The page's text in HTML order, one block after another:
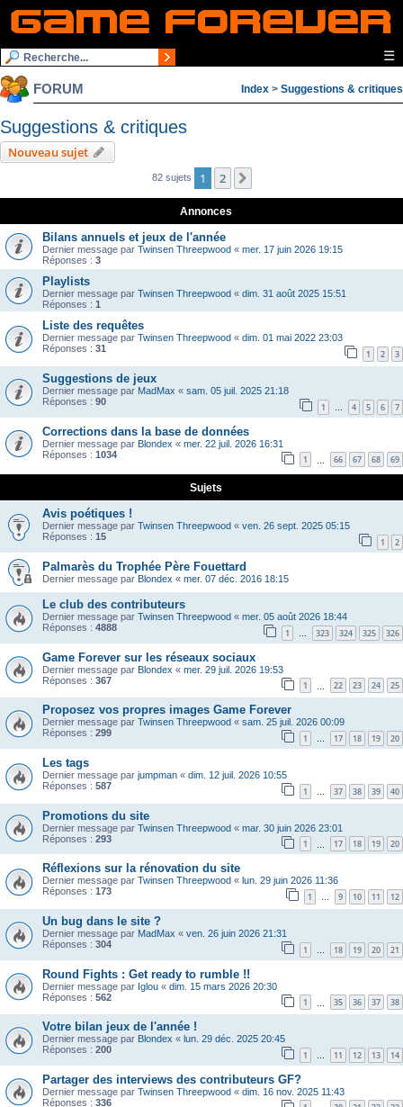
☰
FORUM Index > Suggestions & critiques
Suggestions & critiques
Nouveau sujet
82 sujets 1 2
Annonces
Bilans annuels et jeux de l'année
Dernier message par Twinsen Threepwood « mer. 17 juin 2026 19:15
Réponses : 3
Playlists
Dernier message par Twinsen Threepwood « dim. 31 août 2025 15:51
Réponses : 1
Liste des requêtes
Dernier message par Twinsen Threepwood « dim. 01 mai 2022 23:03
Réponses : 31 1 2 3
Suggestions de jeux
Dernier message par MadMax « sam. 05 juil. 2025 21:18
Réponses : 90 1 … 4 5 6 7
Corrections dans la base de données
Dernier message par Blondex « mer. 22 juil. 2026 16:31
Réponses : 1034 1 66 67 68 69
Sujets
Avis poétiques !
Dernier message par Twinsen Threepwood « ven. 26 sept. 2025 05:15
Réponses : 15 1 2
Palmarès du Trophée Père Fouettard
Dernier message par Blondex « mer. 07 déc. 2016 18:15
Le club des contributeurs
Dernier message par Twinsen Threepwood « mer. 05 août 2026 18:44
Réponses : 4888 1 … 323 324 325 326
Game Forever sur les réseaux sociaux
Dernier message par Blondex « mer. 29 juil. 2026 19:53
Réponses : 367 1 22 23 24 25
Proposez vos propres images Game Forever
Dernier message par Twinsen Threepwood « sam. 25 juil. 2026 00:09
Réponses : 299 1 … 17 18 19 20
Les tags
Dernier message par jumpman « dim. 12 juil. 2026 10:55
Réponses : 587 1 … 37 38 39 40
Promotions du site
Dernier message par Twinsen Threepwood « mar. 30 juin 2026 23:01
Réponses : 293 1 17 18 19 20
Réflexions sur la rénovation du site
Dernier message par Twinsen Threepwood « lun. 29 juin 2026 11:36
Réponses : 173 1 … 9 10 11 12
Un bug dans le site ?
Dernier message par MadMax « ven. 26 juin 2026 21:31
Réponses : 304 1 18 19 20 21
Round Fights : Get ready to rumble !!
Dernier message par Iglou « dim. 15 mars 2026 20:30
Réponses : 562 1 35 36 37 38
Votre bilan jeux de l'année !
Dernier message par Blondex « lun. 29 déc. 2025 20:45
Réponses : 200 1 … 11 12 13 14
Partager des interviews des contributeurs GF?
Dernier message par Twinsen Threepwood « dim. 16 nov. 2025 11:43
Réponses : 336